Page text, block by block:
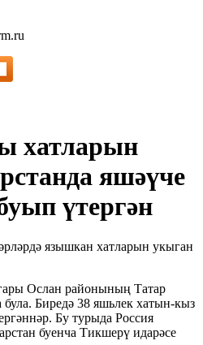
хатларын
яшәүче
үтергән
язышкан хатларын укыган
Ослан районының Татар
Биредә 38 яшьлек хатын-кыз
Бу турыда Россия
буенча Тикшерү идарәсе